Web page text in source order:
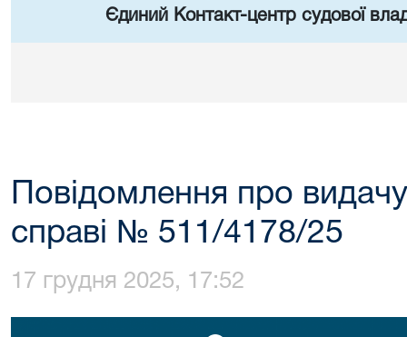
Єдиний Контакт-центр судової
Повідомлення про
справі № 511/4178/25
17 грудня 2025, 17:52